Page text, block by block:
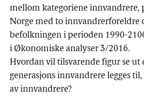
mellom kategoriene innvandrere,
Norge med to innvandrerforeldre
befolkningen i perioden 1990-
i Økonomiske analyser 3/2016.
Hvordan vil tilsvarende figur se ut
generasjons innvandrere legges
av innvandrere?